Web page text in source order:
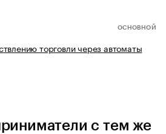
ОСНОВНОЙ
торговли через автоматы
с тем же